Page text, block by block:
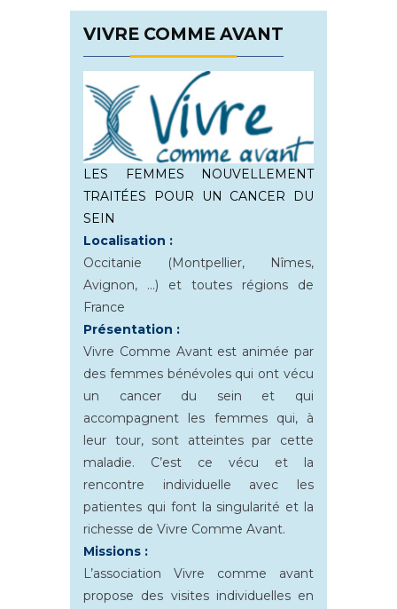
VIVRE COMME AVANT
LES FEMMES NOUVELLEMENT
TRAITÉES POUR UN CANCER DU
SEIN
Localisation :
Occitanie (Montpellier, Nîmes,
Avignon, …) et toutes régions de
France
Présentation :
Vivre Comme Avant est animée par
des femmes bénévoles qui ont vécu
un cancer du sein et qui
accompagnent les femmes qui, à
leur tour, sont atteintes par cette
maladie. C’est ce vécu et la
rencontre individuelle avec les
patientes qui font la singularité et la
richesse de Vivre Comme Avant.
Missions :
L’association Vivre comme avant
propose des visites individuelles en